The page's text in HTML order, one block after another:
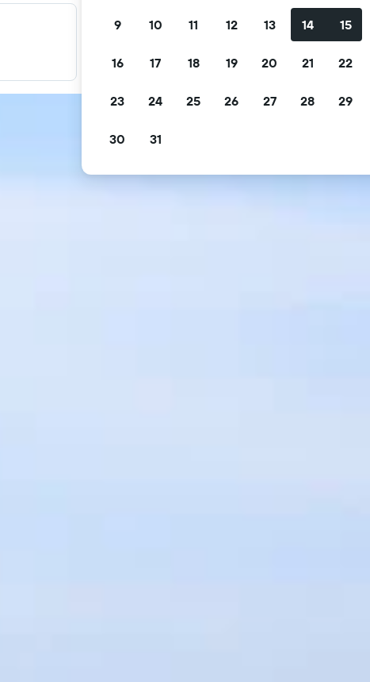
Filter promo Anda
lainnya.
9 10 11 12 13 14 15
16 17 18 19 20 21 22
23 24 25 26 27 28 29
30 31